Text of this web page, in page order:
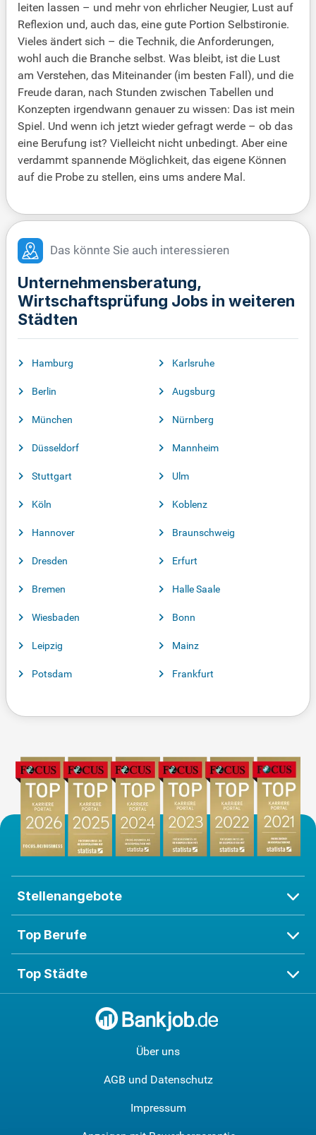
leiten lassen – und mehr von ehrlicher Neugier, Lust auf
Reflexion und, auch das, eine gute Portion Selbstironie.
Vieles ändert sich – die Technik, die Anforderungen,
wohl auch die Branche selbst. Was bleibt, ist die Lust
am Verstehen, das Miteinander (im besten Fall), und die
Freude daran, nach Stunden zwischen Tabellen und
Konzepten irgendwann genauer zu wissen: Das ist mein
Spiel. Und wenn ich jetzt wieder gefragt werde – ob das
eine Berufung ist? Vielleicht nicht unbedingt. Aber eine
verdammt spannende Möglichkeit, das eigene Können
auf die Probe zu stellen, eins ums andere Mal.
Das könnte Sie auch interessieren
Unternehmensberatung,
Wirtschaftsprüfung Jobs in weiteren
Städten
Hamburg
Berlin
München
Düsseldorf
Stuttgart
Köln
Hannover
Dresden
Bremen
Wiesbaden
Leipzig
Potsdam
Karlsruhe
Augsburg
Nürnberg
Mannheim
Ulm
Koblenz
Braunschweig
Erfurt
Halle Saale
Bonn
Mainz
Frankfurt
Stellenangebote
Top Berufe
Top Städte
Über uns
AGB und Datenschutz
Impressum